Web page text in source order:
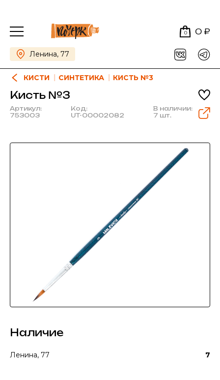
0 0 ₽
Ленина, 77
КИСТИ СИНТЕТИКА КИСТЬ №3
Кисть №3
Артикул:
753003
Код:
UT-00002082
В наличии:
7 шт.
Наличие
Ленина, 77 7